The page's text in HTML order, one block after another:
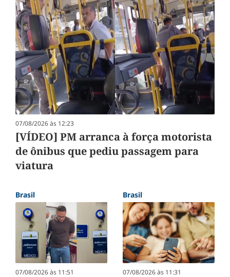
07/08/2026 às 12:23
[VÍDEO] PM arranca à força motorista
de ônibus que pediu passagem para
viatura
Brasil
07/08/2026 às 11:51
Brasil
07/08/2026 às 11:31